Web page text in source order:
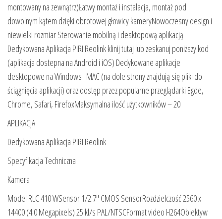
montowany na zewnątrz)Łatwy montaż i instalacja, montaż pod
dowolnym kątem dzięki obrotowej głowicy kameryNowoczesny design i
niewielki rozmiar Sterowanie mobilną i desktopową aplikacją
Dedykowana Aplikacja PIRI Reolink klinij tutaj lub zeskanuj poniższy kod
(aplikacja dostepna na Android i iOS) Dedykowane aplikacje
desktopowe na Windows i MAC (na dole strony znajdują się pliki do
ściągnięcia aplikacji) oraz dostęp przez popularne przeglądarki Egde,
Chrome, Safari, FirefoxMaksymalna ilość użytkowników – 20
APLIKACJA
Dedykowana Aplikacja PIRI Reolink
Specyfikacja Techniczna
Kamera
Model RLC 410 WSensor 1/2.7″ CMOS SensorRozdzielczość 2560 x
14400 (4.0 Megapixels) 25 kl/s PAL/NTSCFormat video H264Obiektyw